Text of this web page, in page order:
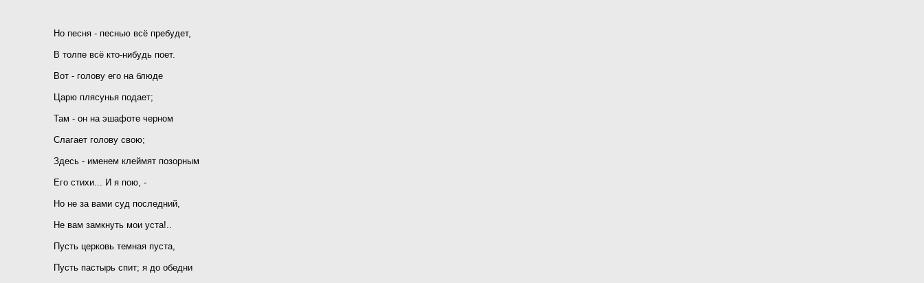
Но песня - песнью всё пребудет,
В толпе всё кто-нибудь поет.
Вот - голову его на блюде
Царю плясунья подает;
Там - он на эшафоте черном
Слагает голову свою;
Здесь - именем клеймят позорным
Его стихи... И я пою, -
Но не за вами суд последний,
Не вам замкнуть мои уста!..
Пусть церковь темная пуста,
Пусть пастырь спит; я до обедни